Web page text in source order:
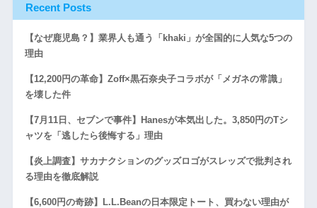
Recent Posts
【なぜ鹿児島？】業界人も通う「khaki」が全国的に人気な5つの
理由
【12,200円の革命】Zoff×黒石奈央子コラボが「メガネの常識」
を壊した件
【7月11日、セブンで事件】Hanesが本気出した。3,850円のTシ
ャツを「逃したら後悔する」理由
【炎上調査】サカナクションのグッズロゴがスレッズで批判され
る理由を徹底解説
【6,600円の奇跡】L.L.Beanの日本限定トート、買わない理由が